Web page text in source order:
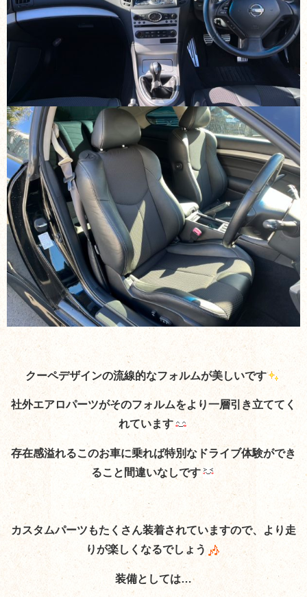
クーペデザインの流線的なフォルムが美しいです
社外エアロパーツがそのフォルムをより一層引き立ててく
れています
存在感溢れるこのお車に乗れば特別なドライブ体験ができ
ること間違いなしです
カスタムパーツもたくさん装着されていますので、より走
りが楽しくなるでしょう
装備としては…